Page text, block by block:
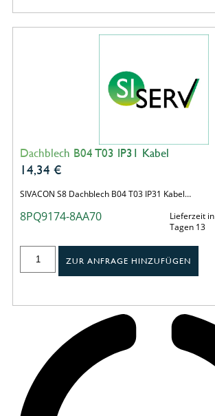
Dachblech B04 T03 IP31 Kabel
14,34 €
SIVACON S8 Dachblech B04 T03 IP31 Kabel…
8PQ9174-8AA70
Lieferzeit in
Tagen 13
ZUR ANFRAGE HINZUFÜGEN